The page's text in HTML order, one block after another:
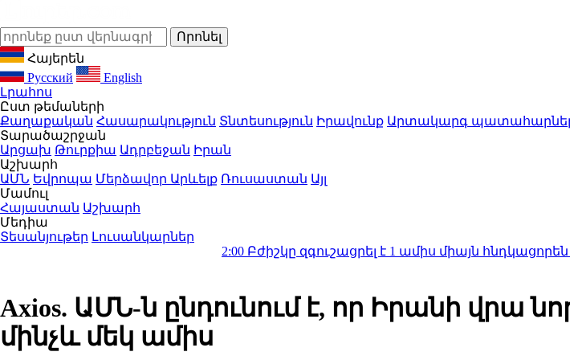
Հայերեն
Русский
English
Լրահոս
Ըստ թեմաների
Քաղաքական Հասարակություն Տնտեսություն Իրավունք Արտակարգ
Տարածաշրջան
Արցախ Թուրքիա Ադրբեջան Իրան
Աշխարհ
ԱՄՆ Եվրոպա Մերձավոր Արևելք Ռուսաստան Այլ
Մամուլ
Հայաստան Աշխարհ
Մեդիա
Տեսանյութեր Լուսանկարներ
Բժիշկը զգուշացրել է 1 ամիս միայն հնդկացորեն և հավի
Axios. ԱՄՆ-ն ընդունում է, որ Իրանի վրա
մինչև մեկ ամիս